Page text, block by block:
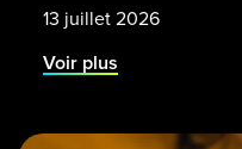
13 juillet 2026
Voir plus